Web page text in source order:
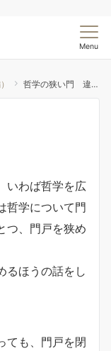
Menu
哲学の狭い門 違和感の話
いわば哲学を広
哲学について門
、 門戸を狭め
るほうの話をし
も、 門戸を閉